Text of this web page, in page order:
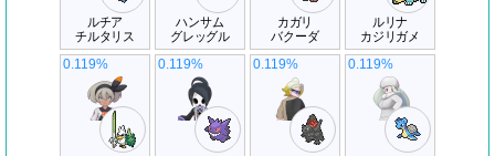
ルチア
チルタリス
ハンサム
グレッグル
カガリ
バクーダ
ルリナ
カジリガメ
0.119% 0.119% 0.119% 0.119%